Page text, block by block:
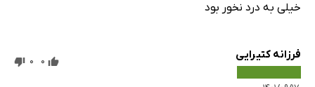
خیلی به درد نخور بود
فرزانه کتیرایی 0
0